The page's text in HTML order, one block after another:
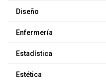
Diseño
Enfermería
Estadística
Estética